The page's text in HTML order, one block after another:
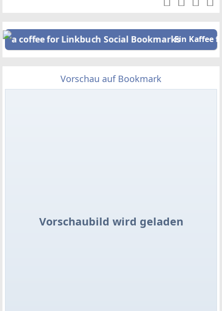
Ein Kaffee
Vorschau auf Bookmark
Vorschaubild wird geladen